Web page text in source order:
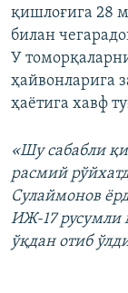
қишлоғига 28
билан
У
ҳайвонларига
ҳаётига хавф
«Шу сабабли
расмий
Сулаймонов
ИЖ-17 русумли
ўқдан отиб